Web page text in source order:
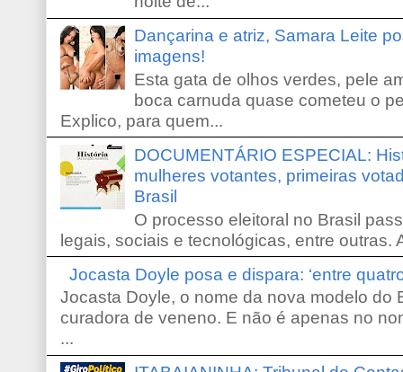
Dançarina e atriz, Samara Leite
imagens!
Esta gata de olhos verdes, pele
boca carnuda quase cometeu o
Explico, para quem...
DOCUMENTÁRIO ESPECIAL:
mulheres votantes, primeiras
Brasil
O processo eleitoral no Brasil
legais, sociais e tecnológicas, entre outras.
Jocasta Doyle posa e dispara: ‘entre
Jocasta Doyle, o nome da nova modelo do
curadora de veneno. E não é apenas no
...